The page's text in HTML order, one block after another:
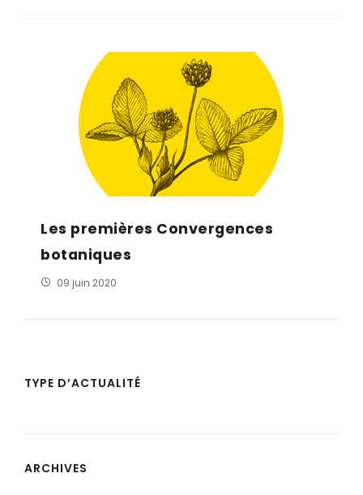
Les premières Convergences
botaniques
09 juin 2020
TYPE D’ACTUALITÉ
ARCHIVES